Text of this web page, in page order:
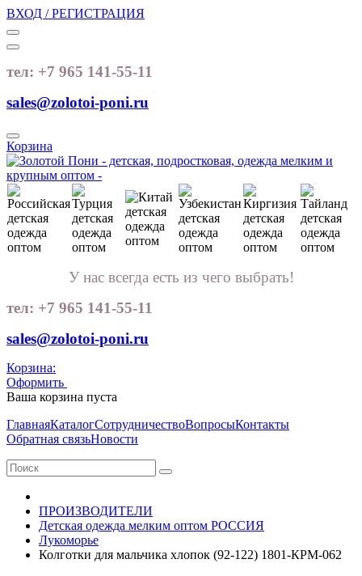
ВХОД / РЕГИСТРАЦИЯ
тел: +7 965 141-55-11
sales@zolotoi-poni.ru
Корзина
У нас всегда есть из чего выбрать!
тел: +7 965 141-55-11
sales@zolotoi-poni.ru
Корзина:
Оформить
Ваша корзина пуста
ГлавнаяКаталогСотрудничествоВопросыКонтакты
Обратная связьНовости
ПРОИЗВОДИТЕЛИ
Детская одежда мелким оптом РОССИЯ
Лукоморье
Колготки для мальчика хлопок (92-122) 1801-КРМ-062